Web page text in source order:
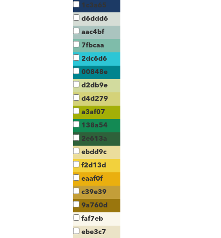
1c3a65
d6ddd6
aac4bf
7fbcaa
2dc6d6
00848e
d2db9e
d4d279
a3af07
138a54
2e613a
ebdd9c
f2d13d
eaaf0f
c39e39
9a760d
faf7eb
ebe3c7